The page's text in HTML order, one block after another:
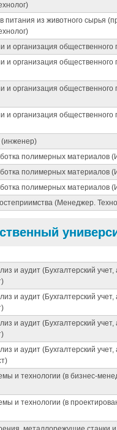
питания из животного сырья
и организация общественного
и организация
и организация
и организация
полимерных материалов
полимерных материалов
полимерных материалов
(Менеджер.
и аудит (Бухгалтерский
и аудит (Бухгалтерский
и аудит (Бухгалтерский
и аудит (Бухгалтерский
и технологии (в бизнес-
и технологии (в